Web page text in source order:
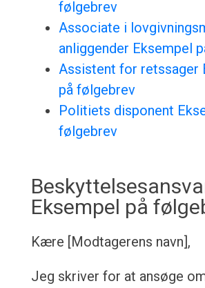
følgebrev
Associate i
anliggender Eksempel
Assistent for retssager
på følgebrev
Politiets disponent
følgebrev
Eksempel på
Kære [Modtagerens navn],
Jeg skriver for at ansøge